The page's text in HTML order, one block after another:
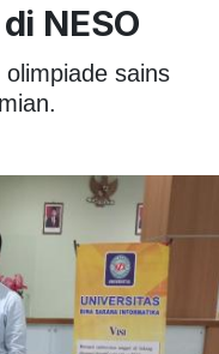
NESO
sains